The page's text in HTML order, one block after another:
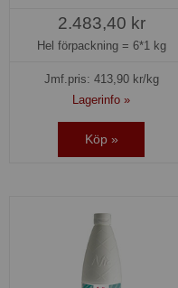
2.483,40 kr
Hel förpackning = 6*1 kg
Jmf.pris: 413,90kr/kg
Lagerinfo »
Köp »